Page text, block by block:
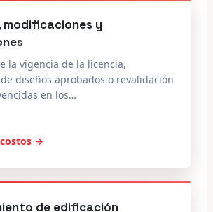
modificaciones y
la vigencia de la licencia,
diseños aprobados o revalidación
en los…
→
de edificación